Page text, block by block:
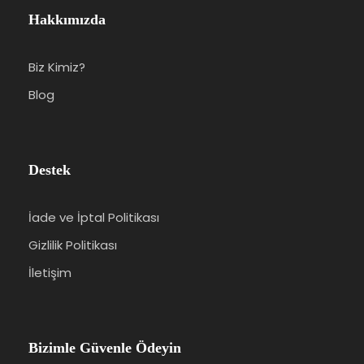
Lüks otobüsleri ile ulaşım
3* ve 4* otellerde 2 Gece Belgrad, 2 Gece
turları
rehberlik hizmetleri
Tüm otoyol check-point ve otopark
ücretleri
Hakkımızda
Biz Kimiz?
Blog
Destek
İade ve İptal Politikası
Gizlilik Politikası
İletişim
Bizimle Güvenle Ödeyin